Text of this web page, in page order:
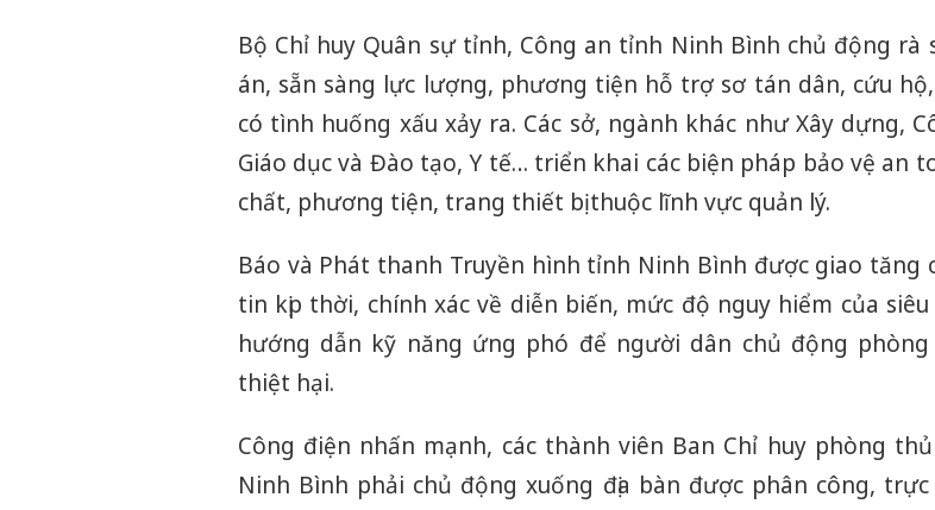
Bộ Chỉ huy Quân sự tỉnh, Công an tỉnh Ninh Bình chủ động rà
án, sẵn sàng lực lượng, phương tiện hỗ trợ sơ tán dân, cứu
có tình huống xấu xảy ra. Các sở, ngành khác như Xây dựng,
Giáo dục và Đào tạo, Y tế… triển khai các biện pháp bảo vệ an
chất, phương tiện, trang thiết bị thuộc lĩnh vực quản lý.
Báo và Phát thanh Truyền hình tỉnh Ninh Bình được giao tăng
tin kịp thời, chính xác về diễn biến, mức độ nguy hiểm của siêu
hướng dẫn kỹ năng ứng phó để người dân chủ động
thiệt hại.
Công điện nhấn mạnh, các thành viên Ban Chỉ huy phòng
Ninh Bình phải chủ động xuống địa bàn được phân công,